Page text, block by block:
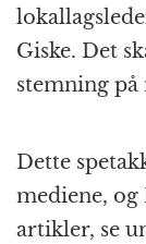
Giske. Det
stemning på
Dette
mediene,
artikler, se